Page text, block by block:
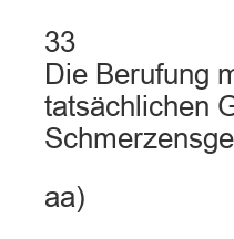
33
Die Berufung
tatsächlichen
aa)